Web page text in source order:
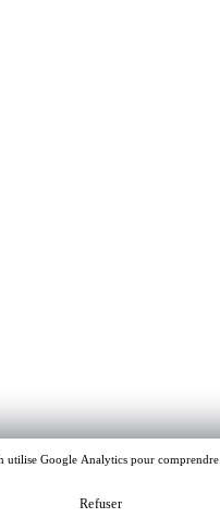
utilise Google Analytics pour
Refuser